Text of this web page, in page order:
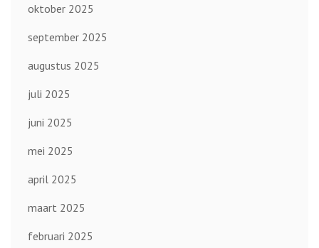
oktober 2025
september 2025
augustus 2025
juli 2025
juni 2025
mei 2025
april 2025
maart 2025
februari 2025